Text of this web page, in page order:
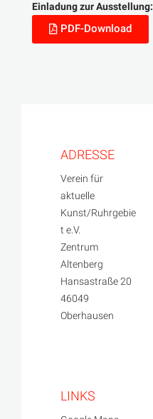
Einladung zur Ausstellung:
PDF-Download
ADRESSE
Verein für
aktuelle
Kunst/Ruhrgebie
t e.V.
Zentrum
Altenberg
Hansastraße 20
46049
Oberhausen
LINKS